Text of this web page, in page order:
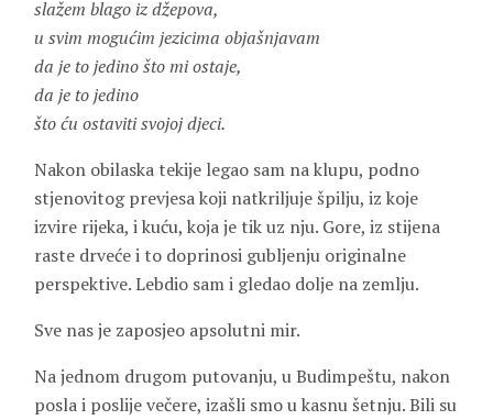
slažem blago iz džepova,
u svim mogućim jezicima objašnjavam
da je to jedino što mi ostaje,
da je to jedino
što ću ostaviti svojoj djeci.
Nakon obilaska tekije legao sam na klupu, podno
stjenovitog prevjesa koji natkriljuje špilju, iz koje
izvire rijeka, i kuću, koja je tik uz nju. Gore, iz stijena
raste drveće i to doprinosi gubljenju originalne
perspektive. Lebdio sam i gledao dolje na zemlju.
Sve nas je zaposjeo apsolutni mir.
Na jednom drugom putovanju, u Budimpeštu, nakon
posla i poslije večere, izašli smo u kasnu šetnju. Bili su